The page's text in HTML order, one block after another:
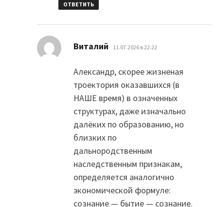
ОТВЕТИТЬ
Виталий 11.07.2026 в 22:22
Александр, скорее жизненая
троектория оказавшихся (в
НАШЕ время) в означенных
структурах, даже изначально
далёких по образованию, но
близких по
дальнородственным
наследственным признакам,
определяется аналогично
экономической формуле:
сознание — бытие — сознание.